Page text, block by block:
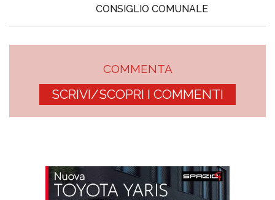
CONSIGLIO COMUNALE
COMMENTA
SCRIVI/SCOPRI I COMMENTI